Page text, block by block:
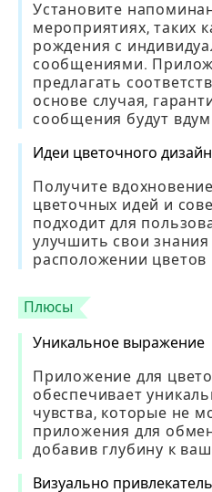
Установите
мероприятиях, таких
рождения с
сообщениями.
предлагать
основе случая,
сообщения будут
Идеи цветочного
Получите
цветочных идей и
подходит для
улучшить свои
расположении цветов
Плюсы
Уникальное выражение
Приложение для
обеспечивает
чувства, которые не
приложения для
добавив глубину к
Визуально